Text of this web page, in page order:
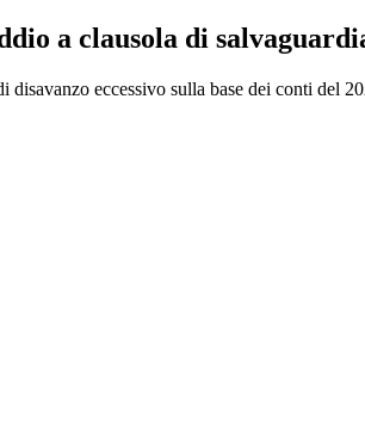
a clausola di
eccessivo sulla base dei conti del